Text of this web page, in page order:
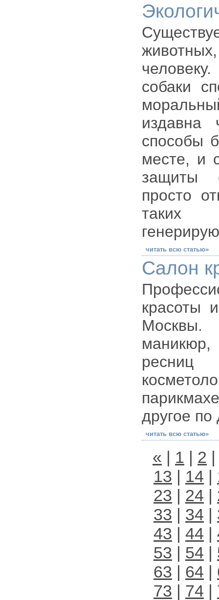
собаки
издавна
способы
месте, и
защиты
просто
таких
читать всю статью»
Салон
красоты
Москвы.
ресниц
другое
читать всю статью»
« | 1 | 2
13 | 14 |
23 | 24 |
33 | 34 |
43 | 44 |
53 | 54 |
63 | 64 |
73 | 74 |